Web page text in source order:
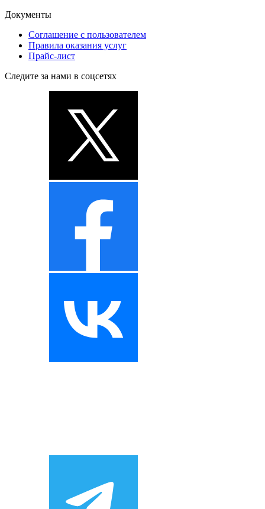
Документы
Соглашение с пользователем
Правила оказания услуг
Прайс-лист
Следите за нами в соцсетях